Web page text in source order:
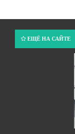
ЕЩЁ НА САЙТЕ